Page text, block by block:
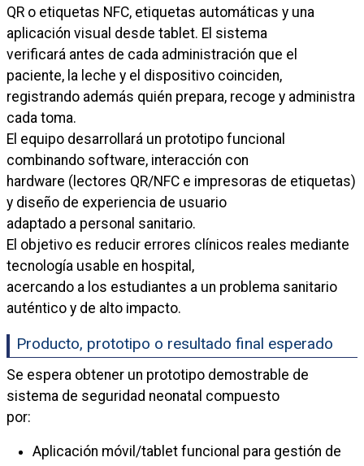
QR o etiquetas NFC, etiquetas automáticas y una
aplicación visual desde tablet. El sistema
verificará antes de cada administración que el
paciente, la leche y el dispositivo coinciden,
registrando además quién prepara, recoge y administra
cada toma.
El equipo desarrollará un prototipo funcional
combinando software, interacción con
hardware (lectores QR/NFC e impresoras de etiquetas)
y diseño de experiencia de usuario
adaptado a personal sanitario.
El objetivo es reducir errores clínicos reales mediante
tecnología usable en hospital,
acercando a los estudiantes a un problema sanitario
auténtico y de alto impacto.
Producto, prototipo o resultado final esperado
Se espera obtener un prototipo demostrable de
sistema de seguridad neonatal compuesto
por:
Aplicación móvil/tablet funcional para gestión de